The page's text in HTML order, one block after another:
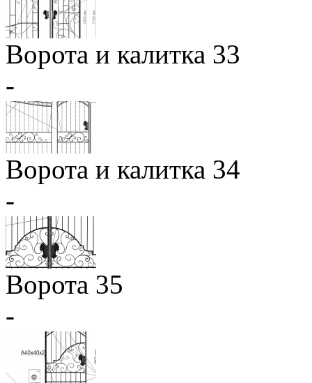
Ворота и калитка 33
-
Ворота и калитка 34
-
Ворота 35
-